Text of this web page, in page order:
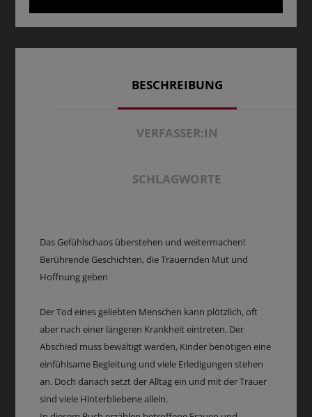
BESCHREIBUNG
VERFASSER:IN
SCHLAGWORTE
Das Gefühlschaos überstehen und weitermachen!
Berührende Geschichten, die Trauernden Mut und
Hoffnung geben
Der Tod eines geliebten Menschen kann plötzlich, oft
aber nach einer längeren Krankheit eintreten. Der
Abschied muss bewältigt werden, Kinder benötigen eine
einfühlsame Begleitung und viele Erledigungen stehen
an. Doch danach setzt der Alltag ein und mit der Trauer
sind viele Hinterbliebene allein.